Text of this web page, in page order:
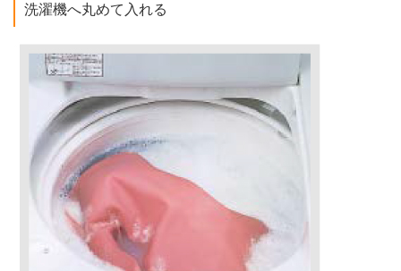
洗濯機へ丸めて入れる